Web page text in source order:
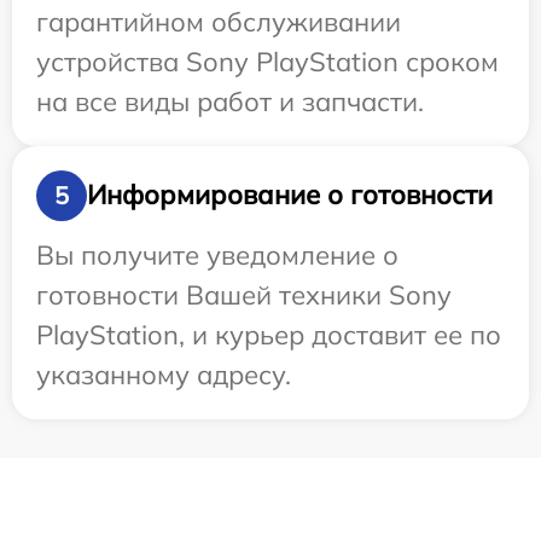
гарантийном обслуживании
устройства Sony PlayStation сроком
на все виды работ и запчасти.
5
Информирование о готовности
Вы получите уведомление о
готовности Вашей техники Sony
PlayStation, и курьер доставит ее по
указанному адресу.